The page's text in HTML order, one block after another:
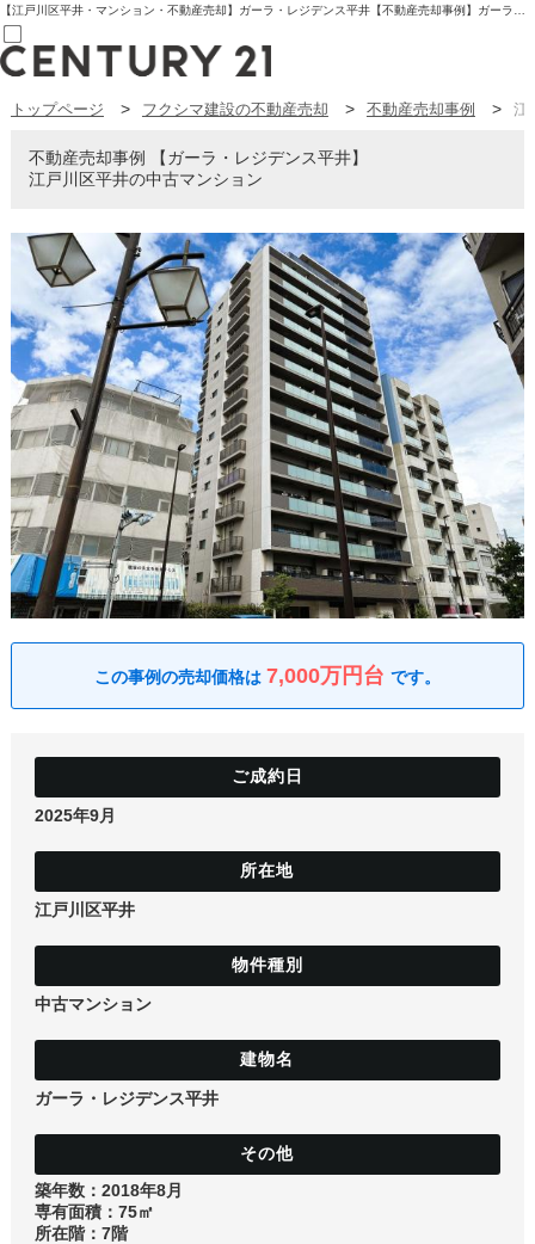
売買部
賃貸部
03-6912-3505
新規会員登録
ログイン
お気に入り物件一覧
物件閲覧履歴
物件を探す
購入TOP
条件から探す
学区から探す
町名から探す
マップで探す
住宅ローン控除シミュレータ
新築戸建て
中古戸建て
マンション
土地
トップページ フクシマ建設の不動産売却 不動産売却事例 江
不動産売却事例
ガーラ・レジデンス平井
江戸川区平井の中古マンション
7,000万円台
2025年9月
江戸川区平井
中古マンション
ガーラ・レジデンス平井
築年数：2018年8月
専有面積：75㎡
所在階：7階